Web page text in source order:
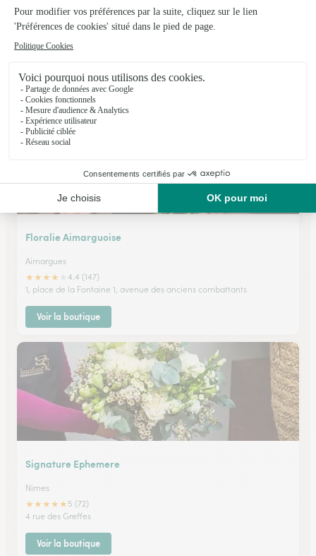
Jardin des Fleurs Dianthus Nimes
★★★★★4 (115)
Voir la boutique
Floralie Aimarguoise
Aimargues
★★★★
4.4 (147)
1, place de la Fontaine 1, avenue des anciens combattants
Voir la boutique
Signature Ephemere
Nimes
★★★★★ 5 (72)
4 rue des Greffes
Voir la boutique